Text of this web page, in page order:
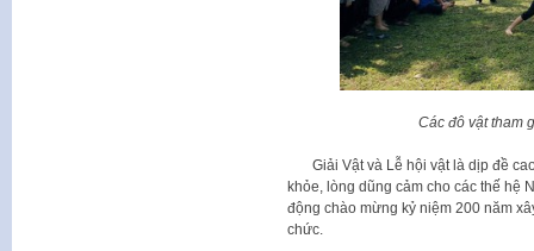
Các đô vật tham
Giải Vật và Lễ hội vật là dịp đề
khỏe, lòng dũng cảm cho các thế hệ
động chào mừng kỷ niệm 200 năm
chức.